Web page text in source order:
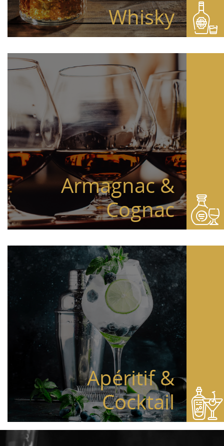
Whisky
Armagnac &
Cognac
Apéritif &
Cocktail